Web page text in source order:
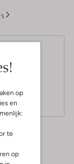
op
en
te
op
Stijlvol en